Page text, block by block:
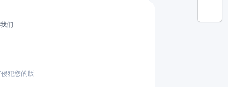
们
犯您的版